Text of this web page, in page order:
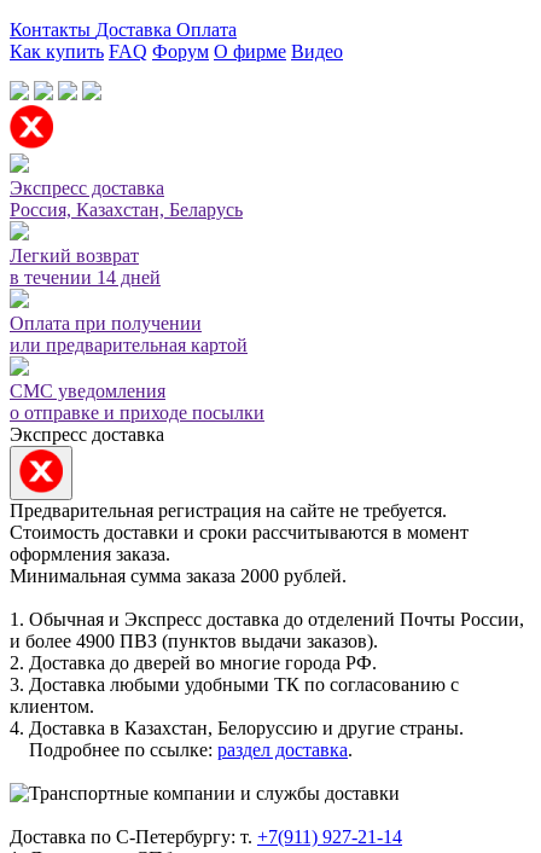
Контакты Доставка Оплата
Как купить FAQ Форум О фирме Видео
Экспресс доставка
Россия, Казахстан, Беларусь
Легкий возврат
в течении 14 дней
Оплата при получении
или предварительная картой
СМС уведомления
о отправке и приходе посылки
Экспресс доставка
Предварительная регистрация на сайте не требуется.
Стоимость доставки и сроки рассчитываются в момент
оформления заказа.
Минимальная сумма заказа 2000 рублей.
1. Обычная и Экспресс доставка до отделений Почты России,
и более 4900 ПВЗ (пунктов выдачи заказов).
2. Доставка до дверей во многие города РФ.
3. Доставка любыми удобными ТК по согласованию с
клиентом.
4. Доставка в Казахстан, Белоруссию и другие страны.
Подробнее по ссылке: раздел доставка.
Доставка по С-Петербургу: т. +7(911) 927-21-14